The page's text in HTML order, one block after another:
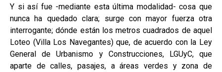
Y si así fue -mediante esta última modalidad- cosa que
nunca ha quedado clara; surge con mayor fuerza otra
interrogante; dónde están los metros cuadrados de aquel
Loteo (Villa Los Navegantes) que, de acuerdo con la Ley
General de Urbanismo y Construcciones, LGUyC, que
aparte de calles, pasajes, a áreas verdes y zona de